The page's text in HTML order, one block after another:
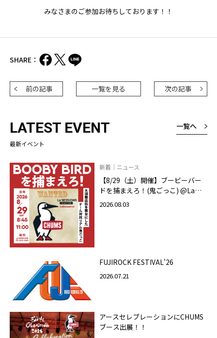
みなさまのご参加お待ちしております！！
SHARE：
前の記事 一覧を見る 次の記事
LATEST EVENT
最新イベント
一覧へ
新着｜ニュース
【8/29（土）開催】ブービーバー
ドを捕まえろ！(鬼ごっこ) @La
SESSIONS On your mark
2026.08.03
FUJIROCK FESTIVAL'26
2026.07.21
アースセレブレーションにCHUMS
ブース出展！！